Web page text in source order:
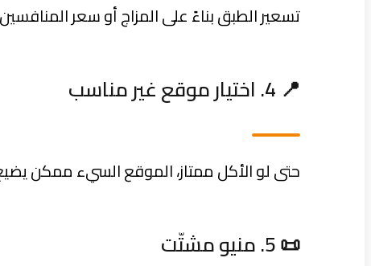
تسعير الطبق بناءً على المزاج أو سعر
📍 4. اختيار موقع غير مناسب
حتى لو الأكل ممتاز، الموقع السيء ممكن
📜 5. منيو مشتّت